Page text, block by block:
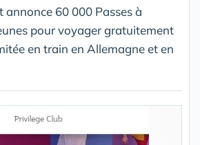
annonce 60 000 Passes à
pour voyager gratuitement
en train en Allemagne et en